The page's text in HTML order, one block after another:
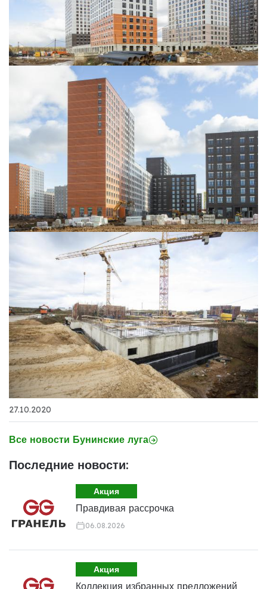
27.10.2020
Все новости Бунинские луга
Последние новости:
Акция
Правдивая рассрочка
06.08.2026
Акция
Коллекция избранных предложений